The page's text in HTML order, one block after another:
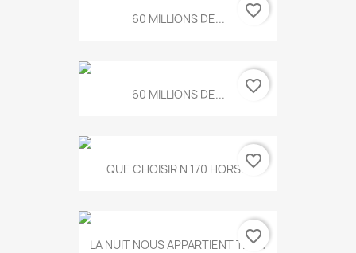
60 MILLIONS DE... favorite_border
60 MILLIONS DE... favorite_border
QUE CHOISIR N 170 HORS...favorite_border
LA NUIT NOUS APPARTIENT T.634
favorite_border